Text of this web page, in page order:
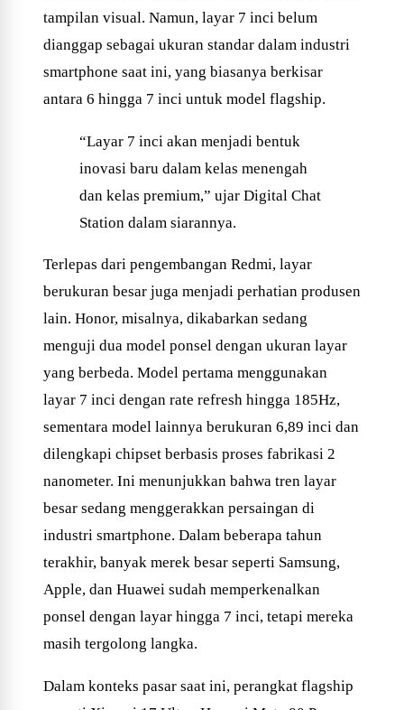
tampilan visual. Namun, layar 7 inci belum
dianggap sebagai ukuran standar dalam industri
smartphone saat ini, yang biasanya berkisar
antara 6 hingga 7 inci untuk model flagship.
“Layar 7 inci akan menjadi bentuk
inovasi baru dalam kelas menengah
dan kelas premium,” ujar Digital Chat
Station dalam siarannya.
Terlepas dari pengembangan Redmi, layar
berukuran besar juga menjadi perhatian produsen
lain. Honor, misalnya, dikabarkan sedang
menguji dua model ponsel dengan ukuran layar
yang berbeda. Model pertama menggunakan
layar 7 inci dengan rate refresh hingga 185Hz,
sementara model lainnya berukuran 6,89 inci dan
dilengkapi chipset berbasis proses fabrikasi 2
nanometer. Ini menunjukkan bahwa tren layar
besar sedang menggerakkan persaingan di
industri smartphone. Dalam beberapa tahun
terakhir, banyak merek besar seperti Samsung,
Apple, dan Huawei sudah memperkenalkan
ponsel dengan layar hingga 7 inci, tetapi mereka
masih tergolong langka.
Dalam konteks pasar saat ini, perangkat flagship